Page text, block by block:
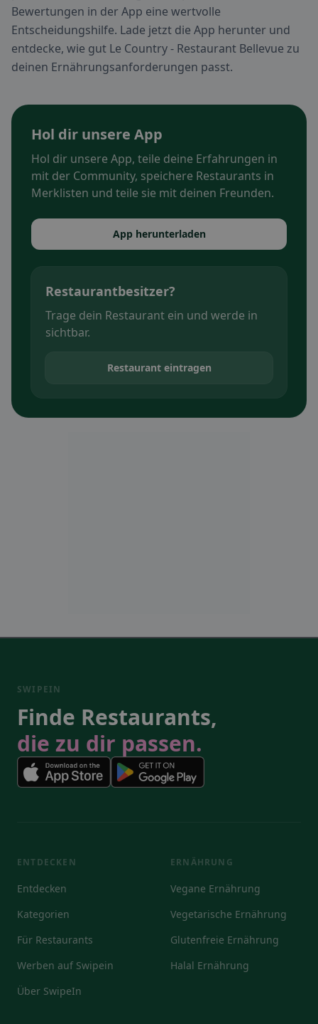
Bewertungen in der App eine wertvolle
Entscheidungshilfe. Lade jetzt die App herunter und
entdecke, wie gut Le Country - Restaurant Bellevue zu
deinen Ernährungsanforderungen passt.
Hol dir unsere App
Hol dir unsere App, teile deine Erfahrungen in
mit der Community, speichere Restaurants in
Merklisten und teile sie mit deinen Freunden.
App herunterladen
Restaurantbesitzer?
Trage dein Restaurant ein und werde in
sichtbar.
Restaurant eintragen
SWIPEIN
Finde Restaurants,
die zu dir passen.
ENTDECKEN
Entdecken
Kategorien
Für Restaurants
Werben auf Swipein
Über SwipeIn
ERNÄHRUNG
Vegane Ernährung
Vegetarische Ernährung
Glutenfreie Ernährung
Halal Ernährung